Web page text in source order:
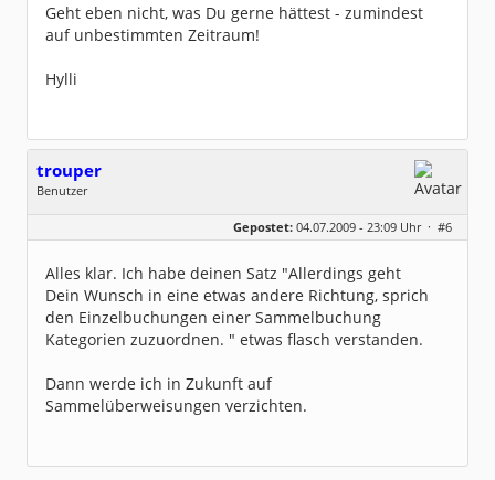
Geht eben nicht, was Du gerne hättest - zumindest
auf unbestimmten Zeitraum!
Hylli
trouper
Benutzer
Dabei seit:
03 / 2009
Gepostet: 04.07.2009 - 23:09 Uhr · #6
Alles klar. Ich habe deinen Satz "Allerdings geht
Dein Wunsch in eine etwas andere Richtung, sprich
den Einzelbuchungen einer Sammelbuchung
Kategorien zuzuordnen. " etwas flasch verstanden.
Dann werde ich in Zukunft auf
Sammelüberweisungen verzichten.